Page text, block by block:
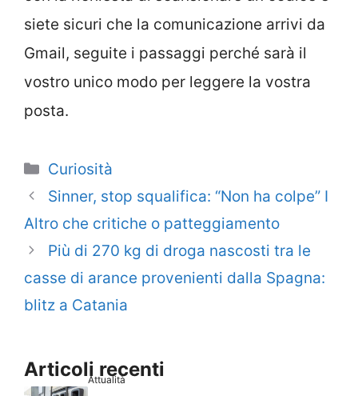
siete sicuri che la comunicazione arrivi da
Gmail, seguite i passaggi perché sarà il
vostro unico modo per leggere la vostra
posta.
Categorie
Curiosità
Sinner, stop squalifica: “Non ha colpe” I
Altro che critiche o patteggiamento
Più di 270 kg di droga nascosti tra le
casse di arance provenienti dalla Spagna:
blitz a Catania
Articoli recenti
Attualità